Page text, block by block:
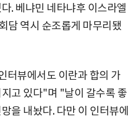
. 베냐민 네타냐후 이스라엘
담 역시 순조롭게 마무리됐
터뷰에서도 이란과 합의 가
고 있다"며 "날이 갈수록 좋
을 내놨다. 다만 이 인터뷰에